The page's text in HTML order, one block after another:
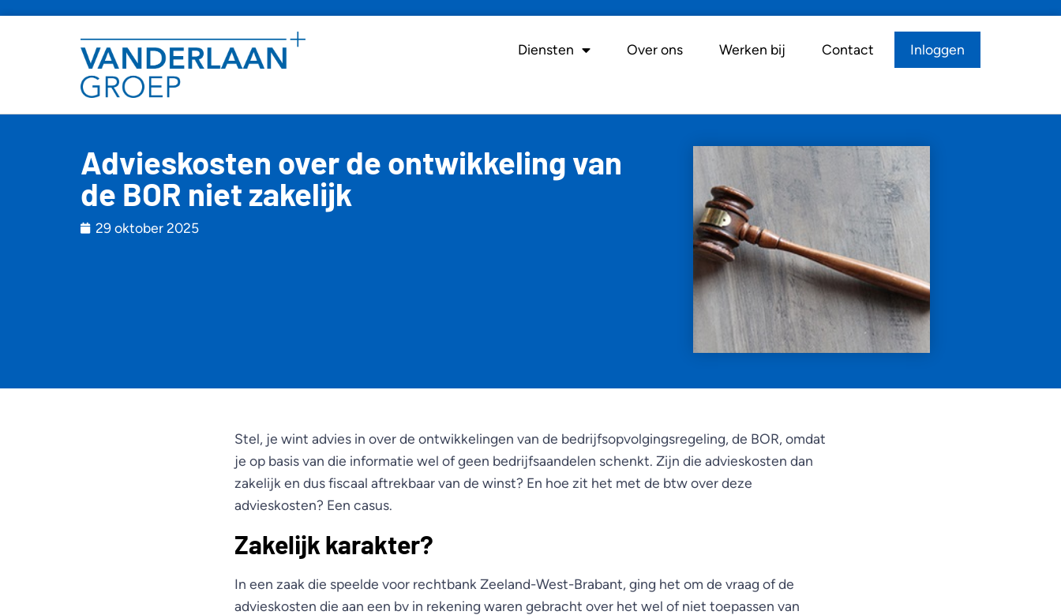
Diensten Over ons Werken bij Contact Inloggen
Advieskosten over de ontwikkeling van
de BOR niet zakelijk
29 oktober 2025
Stel, je wint advies in over de ontwikkelingen van de bedrijfsopvolgingsregeling, de BOR, omdat
je op basis van die informatie wel of geen bedrijfsaandelen schenkt. Zijn die advieskosten dan
zakelijk en dus fiscaal aftrekbaar van de winst? En hoe zit het met de btw over deze
advieskosten? Een casus.
Zakelijk karakter?
In een zaak die speelde voor rechtbank Zeeland-West-Brabant, ging het om de vraag of de
advieskosten die aan een bv in rekening waren gebracht over het wel of niet toepassen van